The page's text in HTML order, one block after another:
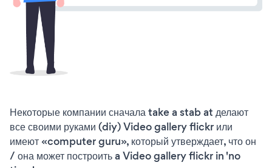
Некоторые компании сначала take a stab at делают
все своими руками (diy) Video gallery flickr или
имеют «computer guru», который утверждает, что он
/ она может построить a Video gallery flickr in 'no